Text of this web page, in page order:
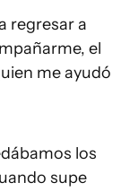
regresar a
el
me ayudó
los
supe